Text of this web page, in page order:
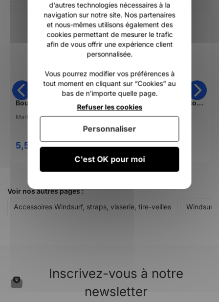
Marlow
5,50 €
Taquet coinceur d'écoute pour Wishbone Neilpryde XA, XF boom tail fitting
Neilpryde
DÈS 15,00 €
Voir nos autres pages :
Accessoires Windsurf, straps, visserie, tire-veilles
Windsurf
Inscrivez-vous à notre
newsletter
d’autres technologies nécessaires à la
navigation sur notre site. Nos partenaires
et nous-mêmes utilisons également des
cookies permettant de mesurer le trafic
afin de vous offrir une expérience client
personnalisée.
Vous pourrez modifier vos préférences à
tout moment en cliquant sur “Cookies” au
bas de n'importe quelle page.
C'est OK pour moi
Refuser les cookies
Personnaliser